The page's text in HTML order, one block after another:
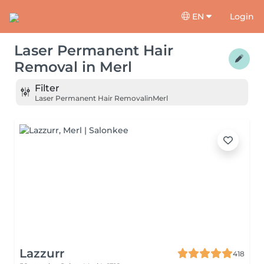
EN Login
Laser Permanent Hair
Removal in Merl
Filter
Laser Permanent Hair RemovalinMerl
Lazzurr
418